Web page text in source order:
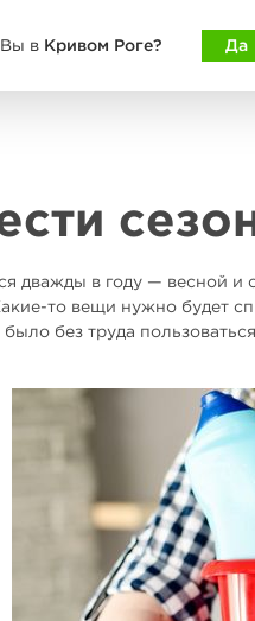
Вы в Кривом Роге? Да
дважды в году — весной и
то вещи нужно будет
без труда